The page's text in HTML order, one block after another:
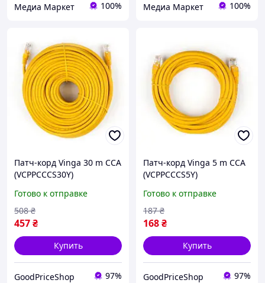
Медиа Маркет 100% Медиа Маркет 100%
Патч-корд Vinga 30 m CCA
(VCPPCCCS30Y)
Готово к отправке
457₴
508 ₴
Купить
GoodPriceShop 97%
Патч-корд Vinga 5 m CCA
(VCPPCCCS5Y)
Готово к отправке
168₴
187 ₴
Купить
GoodPriceShop 97%